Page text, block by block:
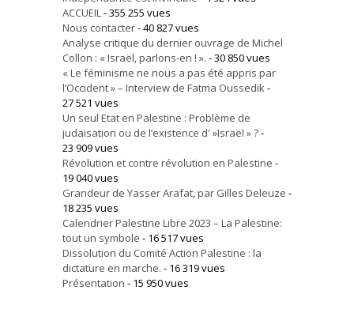
ACCUEIL- 355 255 vues
Nous contacter- 40 827 vues
Analyse critique du dernier ouvrage de Michel
Collon : « Israël, parlons-en ! ». - 30 850 vues
« Le féminisme ne nous a pas été appris par
l’Occident » – Interview de Fatma Oussedik-
27 521 vues
Un seul Etat en Palestine : Problème de
judaïsation ou de l’existence d' »Israël » ?-
23 909 vues
Révolution et contre révolution en Palestine -
19 040 vues
Grandeur de Yasser Arafat, par Gilles Deleuze -
18 235 vues
Calendrier Palestine Libre 2023 – La Palestine:
tout un symbole - 16 517 vues
Dissolution du Comité Action Palestine : la
dictature en marche. - 16 319 vues
Présentation - 15 950 vues